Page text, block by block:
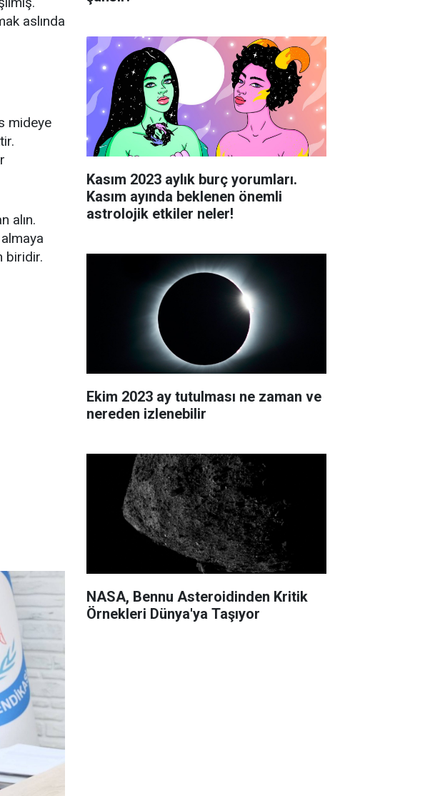
aslında
mideye
alın.
biridir.
Kasım 2023 aylık burç yorumları.
Kasım ayında beklenen önemli
astrolojik etkiler neler!
Ekim 2023 ay tutulması ne zaman ve
nereden izlenebilir
NASA, Bennu Asteroidinden Kritik
Örnekleri Dünya'ya Taşıyor